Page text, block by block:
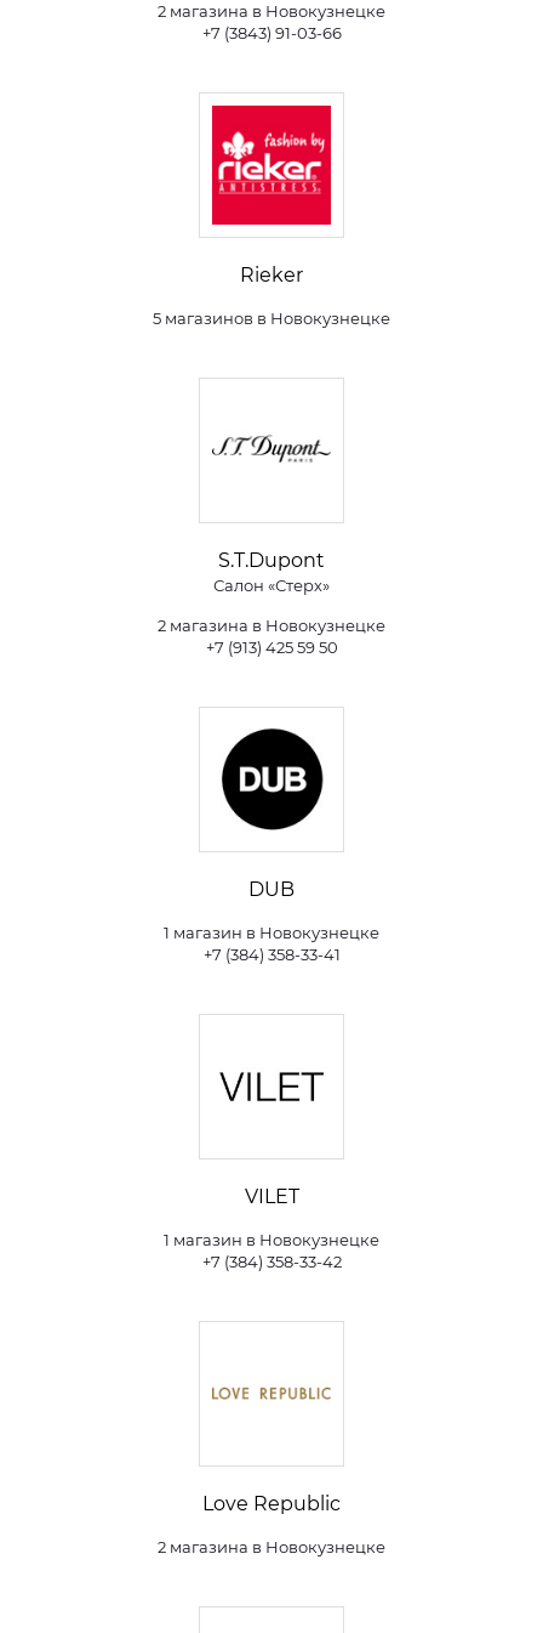
2 магазина в Новокузнецке
+7 (3843) 91-03-66
Rieker
5 магазинов в Новокузнецке
S.T.Dupont
Салон «Стерх»
2 магазина в Новокузнецке
+7 (913) 425 59 50
DUB
1 магазин в Новокузнецке
+7 (384) 358-33-41
VILET
1 магазин в Новокузнецке
+7 (384) 358-33-42
Love Republic
2 магазина в Новокузнецке